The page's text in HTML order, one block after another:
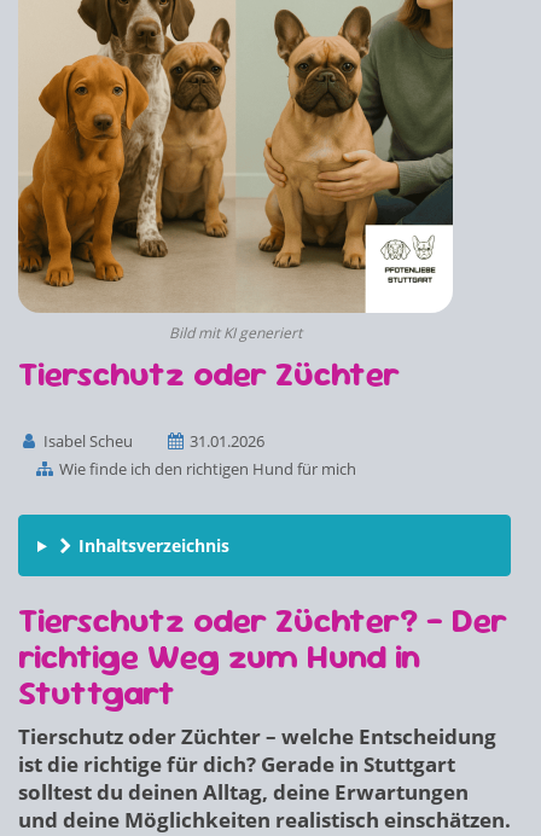
Bild mit KI generiert
Tierschutz oder Züchter
Isabel Scheu
31.01.2026
Wie finde ich den richtigen Hund für mich
Inhaltsverzeichnis
Tierschutz oder Züchter? – Der
richtige Weg zum Hund in
Stuttgart
Tierschutz oder Züchter – welche Entscheidung
ist die richtige für dich? Gerade in Stuttgart
solltest du deinen Alltag, deine Erwartungen
und deine Möglichkeiten realistisch einschätzen.